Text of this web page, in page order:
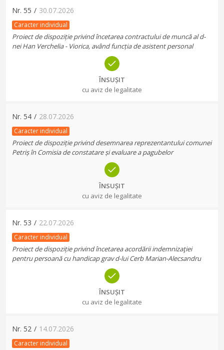
Nr. 55 / 30.07.2026
Caracter individual
Proiect de dispoziție privind încetarea contractului de muncă al d-
nei Han Verchelia - Viorica, având funcția de asistent personal
ÎNSUȘIT
cu aviz de legalitate
Nr. 54 / 28.07.2026
Caracter individual
Proiect de dispoziție privind desemnarea reprezentantului comunei
Petriș în Comisia de constatare și evaluare a pagubelor
ÎNSUȘIT
cu aviz de legalitate
Nr. 53 / 22.07.2026
Caracter individual
Proiect de dispoziție privind încetarea acordării indemnizaţiei
pentru persoană cu handicap grav d-lui Cerb Marian-Alecsandru
ÎNSUȘIT
cu aviz de legalitate
Nr. 52 / 14.07.2026
Caracter individual